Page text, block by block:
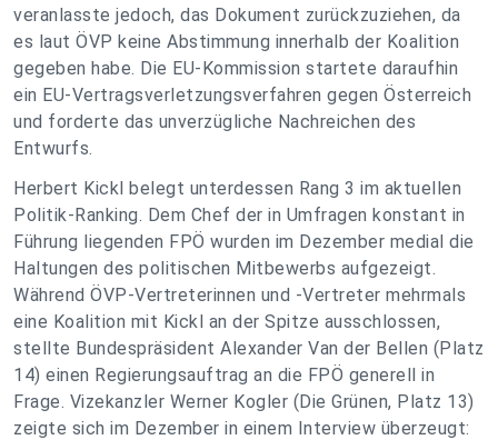
veranlasste jedoch, das Dokument zurückzuziehen, da
es laut ÖVP keine Abstimmung innerhalb der Koalition
gegeben habe. Die EU-Kommission startete daraufhin
ein EU-Vertragsverletzungsverfahren gegen Österreich
und forderte das unverzügliche Nachreichen des
Entwurfs.
Herbert Kickl belegt unterdessen Rang 3 im aktuellen
Politik-Ranking. Dem Chef der in Umfragen konstant in
Führung liegenden FPÖ wurden im Dezember medial die
Haltungen des politischen Mitbewerbs aufgezeigt.
Während ÖVP-Vertreterinnen und -Vertreter mehrmals
eine Koalition mit Kickl an der Spitze ausschlossen,
stellte Bundespräsident Alexander Van der Bellen (Platz
14) einen Regierungsauftrag an die FPÖ generell in
Frage. Vizekanzler Werner Kogler (Die Grünen, Platz 13)
zeigte sich im Dezember in einem Interview überzeugt: